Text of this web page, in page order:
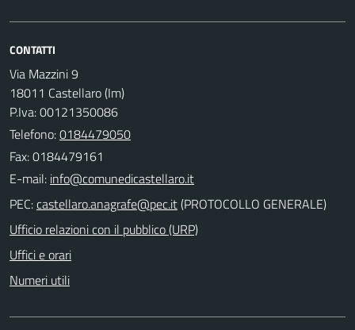
CONTATTI
Via Mazzini 9
18011 Castellaro (Im)
P.Iva: 00121350086
Telefono:0184479050
Fax: 0184479161
E-mail:
PEC:
(PROTOCOLLO GENERALE)
Ufficio relazioni con il pubblico (URP)
Uffici e orari
Numeri utili